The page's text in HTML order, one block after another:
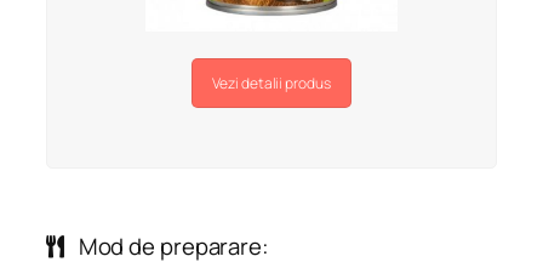
Vezi detalii produs
Mod de preparare: